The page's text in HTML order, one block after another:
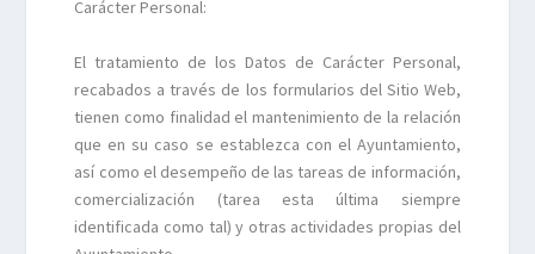
Carácter Personal:
El tratamiento de los Datos de Carácter Personal,
recabados a través de los formularios del Sitio Web,
tienen como finalidad el mantenimiento de la relación
que en su caso se establezca con el Ayuntamiento,
así como el desempeño de las tareas de información,
comercialización (tarea esta última siempre
identificada como tal) y otras actividades propias del